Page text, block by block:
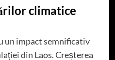
climatice
un impact semnificativ
din Laos. Creșterea